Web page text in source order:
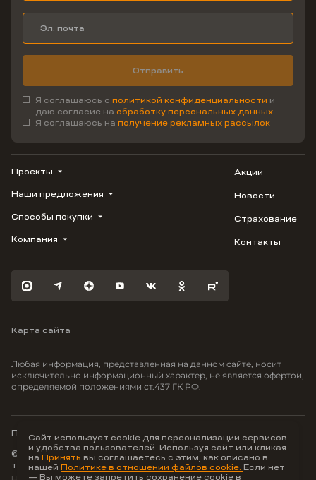
Отправить
Я соглашаюсь с политикой конфиденциальности и
даю согласие на обработку персональных данных
Я соглашаюсь на получение рекламных рассылок
Проекты
ВЕРН
1799
Флора
Отражение
Моретта
Вместе
Наши предложения
Купить квартиру
Студию
3-комнатную
Способы покупки
Трейд-ин
100% оплата
Компания
Карьера
Акции
Новости
Страхование
Контакты
Карта сайта
Любая информация, представленная на данном сайте, носит
исключительно информационный характер, не является офертой,
определяемой положениями ст.437 ГК РФ.
© ООО Неоагентство, ИНН 9703176621,
тел.:+7 800 707-87-38
Политика конфиденциальности
Сайт использует cookie для персонализации сервисов
и удобства пользователей. Используя сайт или кликая
на Принять вы соглашаетесь с этим, как описано в
нашей Политике в отношении файлов cookie. Если нет
— Вы можете запретить сохранение cookie в